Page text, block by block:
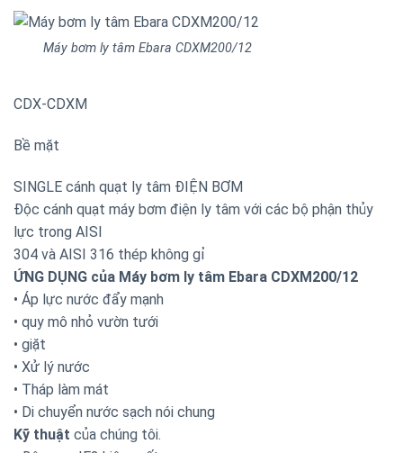
Máy bơm ly tâm Ebara CDXM200/12
CDX-CDXM
Bề mặt
SINGLE cánh quạt ly tâm ĐIỆN BƠM
Độc cánh quạt máy bơm điện ly tâm với các bộ phận thủy
lực trong AISI
304 và AISI 316 thép không gỉ
ỨNG DỤNG của Máy bơm ly tâm Ebara CDXM200/12
• Áp lực nước đẩy mạnh
• quy mô nhỏ vườn tưới
• giặt
• Xử lý nước
• Tháp làm mát
• Di chuyển nước sạch nói chung
Kỹ thuật của chúng tôi.